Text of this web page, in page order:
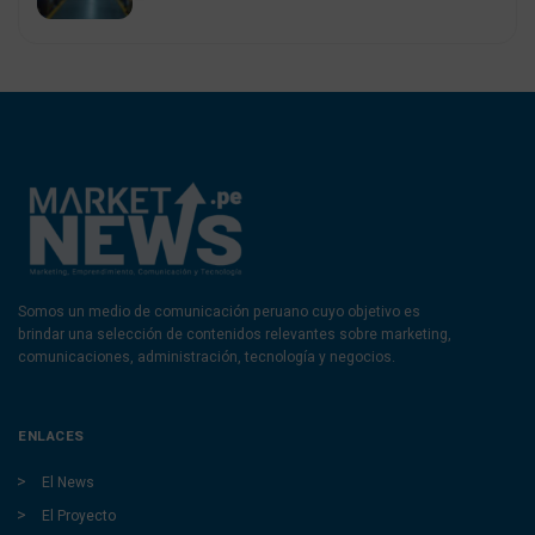
Somos un medio de comunicación peruano cuyo objetivo es
brindar una selección de contenidos relevantes sobre marketing,
comunicaciones, administración, tecnología y negocios.
ENLACES
El News
El Proyecto